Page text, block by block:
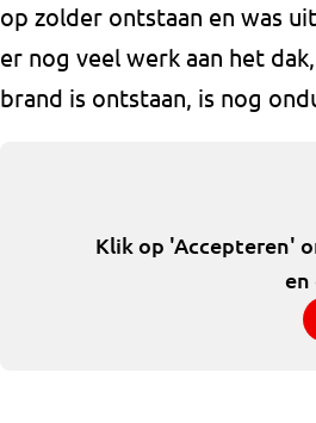
op zolder ontstaan en was
er nog veel werk aan het
brand is ontstaan, is nog
Klik op 'Accepteren'
en